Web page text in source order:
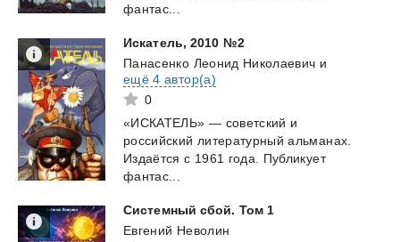
фантас...
Искатель, 2010 №2
Панасенко Леонид Николаевич и
ещё 4 автор(а)
0
«ИСКАТЕЛЬ» — советский и
российский литературный альманах.
Издаётся с 1961 года. Публикует
фантас...
Системный сбой. Том 1
Евгений Неволин